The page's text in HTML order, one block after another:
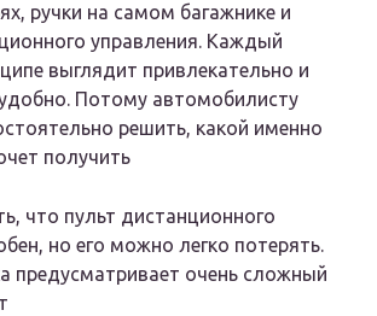
ручки на самом багажнике и
управления. Каждый
выглядит привлекательно и
Потому автомобилисту
решить, какой именно
получить
что пульт дистанционного
но его можно легко потерять.
предусматривает очень сложный